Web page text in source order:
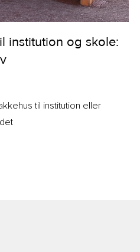
institution og skole:
til institution eller